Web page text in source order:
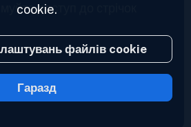
доступ до стрічок
© Inoreader
cookie.
файлів cookie
Гаразд